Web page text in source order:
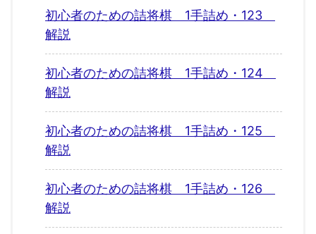
初心者のための詰将棋 1手詰め・123
解説
初心者のための詰将棋 1手詰め・124
解説
初心者のための詰将棋 1手詰め・125
解説
初心者のための詰将棋 1手詰め・126
解説